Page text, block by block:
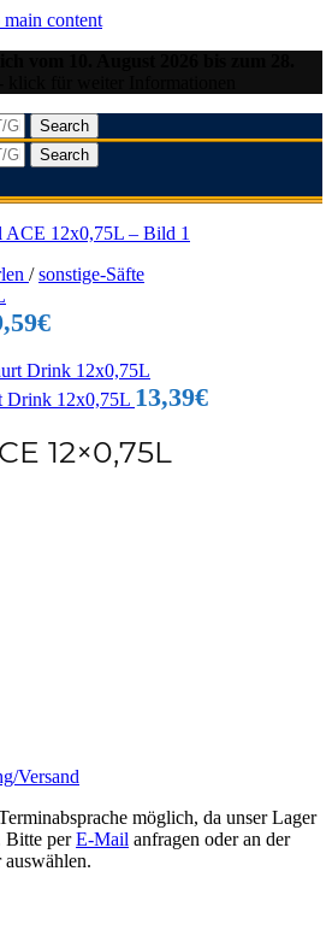
content
Search
Search
/ sonstige-Säfte
€
Drink 12x0,75L 13,39€
12×0,75L
Versand
möglich, da unser Lager
Bitte perE-Mail anfragen oder an der